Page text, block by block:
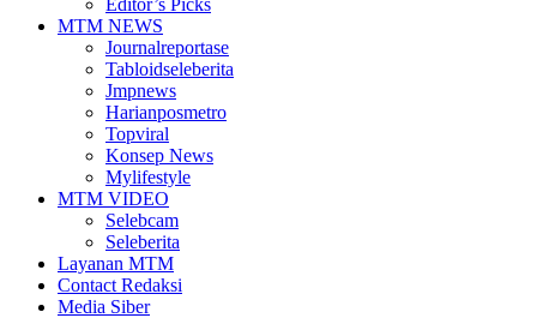
Editor’s Picks
MTM NEWS
Journalreportase
Tabloidseleberita
Jmpnews
Harianposmetro
Topviral
Konsep News
Mylifestyle
MTM VIDEO
Selebcam
Seleberita
Layanan MTM
Contact Redaksi
Media Siber